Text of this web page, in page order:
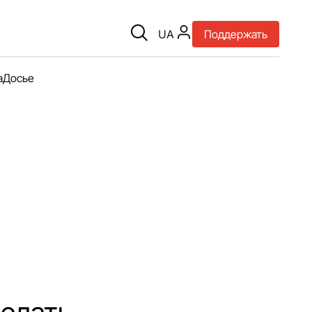
UA Поддержать
Досье